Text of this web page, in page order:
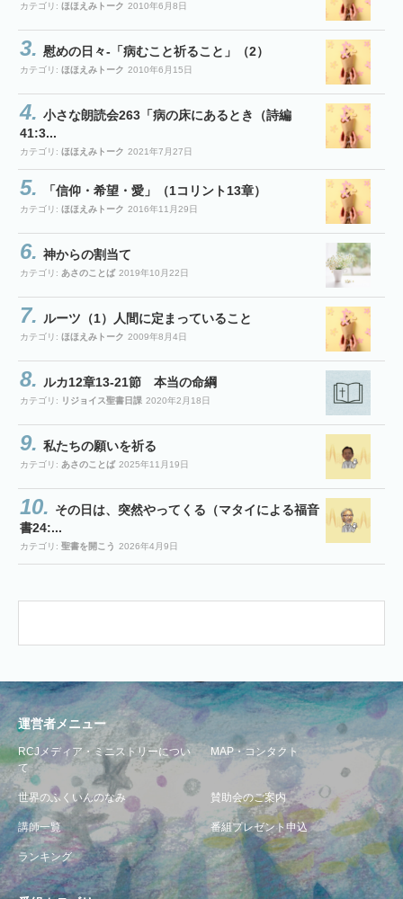
カテゴリ: ほほえみトーク 2010年6月8日
慰めの日々-「病むこと祈ること」（2）
カテゴリ: ほほえみトーク 2010年6月15日
小さな朗読会263「病の床にあるとき（詩編
41:3...
カテゴリ: ほほえみトーク 2021年7月27日
「信仰・希望・愛」（1コリント13章）
カテゴリ: ほほえみトーク 2016年11月29日
神からの割当て
カテゴリ: あさのことば 2019年10月22日
ルーツ（1）人間に定まっていること
カテゴリ: ほほえみトーク 2009年8月4日
ルカ12章13-21節 本当の命綱
カテゴリ: リジョイス聖書日課 2020年2月18日
私たちの願いを祈る
カテゴリ: あさのことば 2025年11月19日
その日は、突然やってくる（マタイによる福音
書24:...
カテゴリ: 聖書を開こう 2026年4月9日
運営者メニュー
RCJメディア・ミニストリーについ
て
MAP・コンタクト
世界のふくいんのなみ 賛助会のご案内
講師一覧 番組プレゼント申込
ランキング